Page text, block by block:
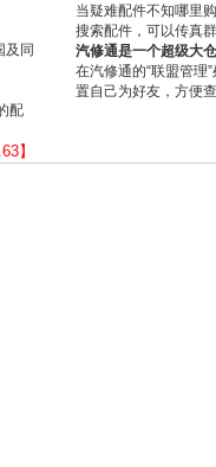
及同
配
】
当疑难配件不知哪里
搜索配件，可以传真
汽修通是一个超级大
在汽修通的“联盟管理
置自己为好友，方便